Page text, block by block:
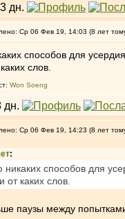
Ср 06 Фев 19, 14:03 (8 лет
способов для
слов.
Won Soeng
Ср 06 Фев 19, 14:23 (8 лет
:
способов для
от каких слов.
паузы между